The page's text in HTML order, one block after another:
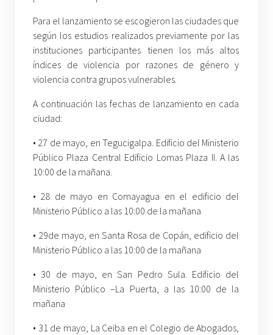
Para el lanzamiento se escogieron las ciudades que
según los estudios realizados previamente por las
instituciones participantes tienen los más altos
índices de violencia por razones de género y
violencia contra grupos vulnerables.
A continuación las fechas de lanzamiento en cada
ciudad:
• 27 de mayo, en Tegucigalpa. Edificio del Ministerio
Público Plaza Central Edificio Lomas Plaza II. A las
10:00 de la mañana.
• 28 de mayo en Comayagua en el edificio del
Ministerio Público a las 10:00 de la mañana
• 29de mayo, en Santa Rosa de Copán, edificio del
Ministerio Público a las 10:00 de la mañana
• 30 de mayo, en San Pedro Sula. Edificio del
Ministerio Público –La Puerta, a las 10:00 de la
mañana
• 31 de mayo, La Ceiba en el Colegio de Abogados,